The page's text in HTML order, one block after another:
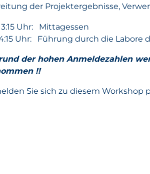
der Projektergebnisse,
Uhr: Mittagessen
Uhr: Führung durch die Labore
der hohen Anmeldezahlen
!!
Sie sich zu diesem Workshop